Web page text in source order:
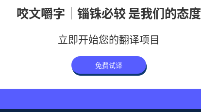
咬文嚼字｜锱铢必较 是我们的态度
立即开始您的翻译项目
免费试译